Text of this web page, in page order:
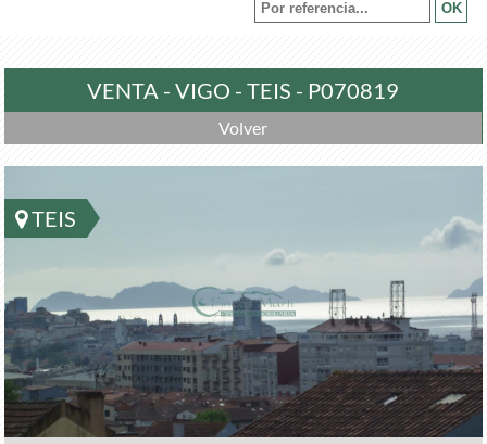
VENTA - VIGO - TEIS - P070819
Volver
TEIS